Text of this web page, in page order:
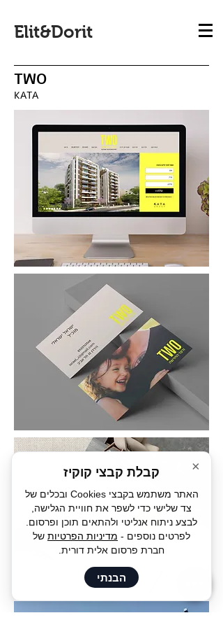
× קבלת קבצי קוקיז
האתר משתמש בקבצי Cookies ובכלים של
צד שלישי כדי לשפר את חוויית הגלישה,
לבצע ניתוח אנליטי ולהתאים תוכן ופרסום.
לפרטים נוספים - מדיניות הפרטיות של
חברת פרסום אלית דורית.
הבנתי
Elit&Dorit
TWO
KATA